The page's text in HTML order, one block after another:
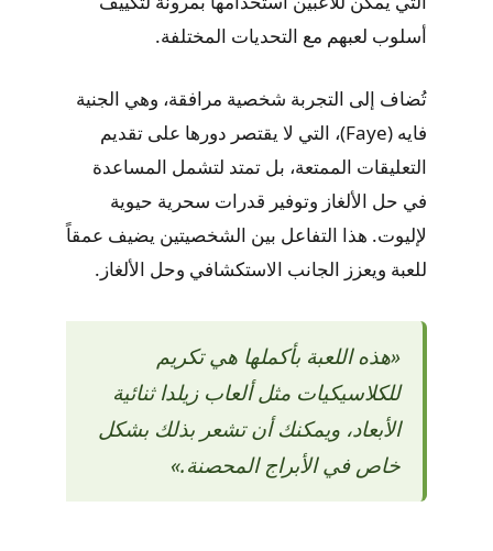
أسلوب لعبهم مع التحديات المختلفة.
تُضاف إلى التجربة شخصية مرافقة، وهي الجنية
فايه (Faye)، التي لا يقتصر دورها على تقديم
التعليقات الممتعة، بل تمتد لتشمل المساعدة
في حل الألغاز وتوفير قدرات سحرية حيوية
لإليوت. هذا التفاعل بين الشخصيتين يضيف عمقاً
للعبة ويعزز الجانب الاستكشافي وحل الألغاز.
«هذه اللعبة بأكملها هي تكريم
للكلاسيكيات مثل ألعاب زيلدا ثنائية
الأبعاد، ويمكنك أن تشعر بذلك بشكل
خاص في الأبراج المحصنة.»